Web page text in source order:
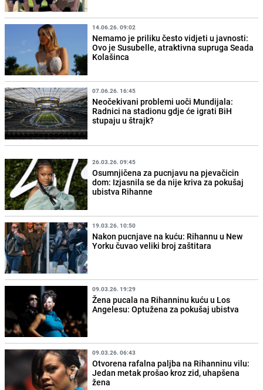
14.06.26. 09:02
Nemamo je priliku često vidjeti u javnosti:
Ovo je Susubelle, atraktivna supruga Seada
Kolašinca
07.06.26. 16:45
Neočekivani problemi uoči Mundijala:
Radnici na stadionu gdje će igrati BiH
stupaju u štrajk?
26.03.26. 09:45
Osumnjičena za pucnjavu na pjevačicin
dom: Izjasnila se da nije kriva za pokušaj
ubistva Rihanne
19.03.26. 10:50
Nakon pucnjave na kuću: Rihannu u New
Yorku čuvao veliki broj zaštitara
09.03.26. 19:29
Žena pucala na Rihanninu kuću u Los
Angelesu: Optužena za pokušaj ubistva
09.03.26. 06:43
Otvorena rafalna paljba na Rihanninu vilu:
Jedan metak prošao kroz zid, uhapšena
žena